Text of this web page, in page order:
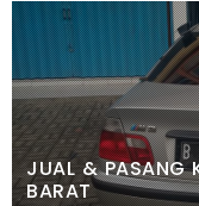
JUAL & PASANG
BARAT